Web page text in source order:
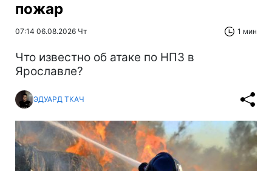
пожар
07:14 06.08.2026 Чт 1 мин
Что известно об атаке по НПЗ в
Ярославле?
ЭДУАРД ТКАЧ